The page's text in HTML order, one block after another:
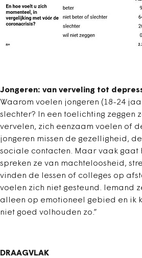
Jongeren: van verveling tot
Waarom voelen jongeren (18-24
slechter? In een toelichting zeggen
vervelen, zich eenzaam voelen of
jongeren missen de gezelligheid,
sociale contacten. Maar vaak gaat
spreken ze van machteloosheid,
vinden de lessen of colleges op
voelen zich niet gesteund. Iemand
alleen op emotioneel gebied en ik
niet goed volhouden zo.”
DRAAGVLAK